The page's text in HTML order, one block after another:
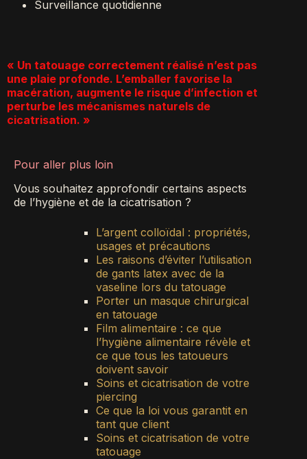
Surveillance quotidienne
« Un tatouage correctement réalisé n’est pas
une plaie profonde. L’emballer favorise la
macération, augmente le risque d’infection et
perturbe les mécanismes naturels de
cicatrisation. »
Pour aller plus loin
Vous souhaitez approfondir certains aspects
de l’hygiène et de la cicatrisation ?
L’argent colloïdal : propriétés,
usages et précautions
Les raisons d’éviter l’utilisation
de gants latex avec de la
vaseline lors du tatouage
Porter un masque chirurgical
en tatouage
Film alimentaire : ce que
l’hygiène alimentaire révèle et
ce que tous les tatoueurs
doivent savoir
Soins et cicatrisation de votre
piercing
Ce que la loi vous garantit en
tant que client
Soins et cicatrisation de votre
tatouage